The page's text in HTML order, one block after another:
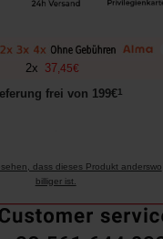
2x 37 ,45€
frei von 199€1
dass dieses Produkt anderswo
billiger ist.